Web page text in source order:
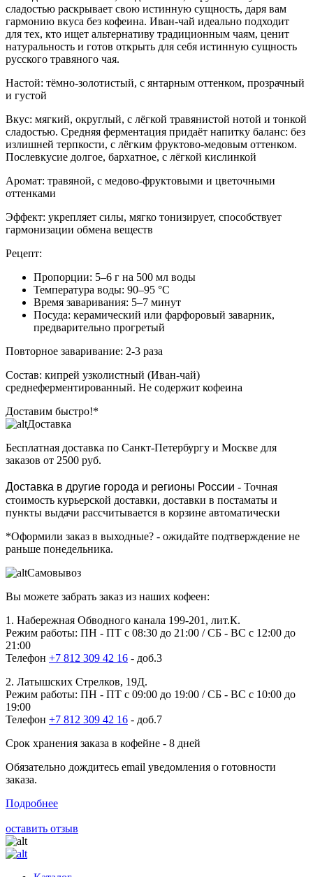
сладостью раскрывает свою истинную сущность, даря вам
гармонию вкуса без кофеина. Иван-чай идеально подходит
для тех, кто ищет альтернативу традиционным чаям, ценит
натуральность и готов открыть для себя истинную сущность
русского травяного чая.
Настой: тёмно-золотистый, с янтарным оттенком, прозрачный
и густой
Вкус: мягкий, округлый, с лёгкой травянистой нотой и тонкой
сладостью. Средняя ферментация придаёт напитку баланс: без
излишней терпкости, с лёгким фруктово-медовым оттенком.
Послевкусие долгое, бархатное, с лёгкой кислинкой
Аромат: травяной, с медово-фруктовыми и цветочными
оттенками
Эффект: укрепляет силы, мягко тонизирует, способствует
гармонизации обмена веществ
Рецепт:
Пропорции: 5–6 г на 500 мл воды
Температура воды: 90–95 °C
Время заваривания: 5–7 минут
Посуда: керамический или фарфоровый заварник,
предварительно прогретый
Повторное заваривание: 2-3 раза
Состав: кипрей узколистный (Иван-чай)
среднеферментированный. Не содержит кофеина
Доставим быстро!*
Доставка
Бесплатная доставка по Санкт-Петербургу и Москве для
заказов от 2500 руб.
Доставка в другие города и регионы России - Точная
стоимость курьерской доставки, доставки в постаматы и
пункты выдачи рассчитывается в корзине автоматически
*Оформили заказ в выходные? - ожидайте подтверждение не
раньше понедельника.
Самовывоз
Вы можете забрать заказ из наших кофеен:
1. Набережная Обводного канала 199-201, лит.К.
Режим работы: ПН - ПТ с 08:30 до 21:00 / СБ - ВС с 12:00 до
21:00
Телефон +7 812 309 42 16 - доб.3
2. Латышских Стрелков, 19Д.
Режим работы: ПН - ПТ с 09:00 до 19:00 / СБ - ВС с 10:00 до
19:00
Телефон +7 812 309 42 16 - доб.7
Срок хранения заказа в кофейне - 8 дней
Обязательно дождитесь email уведомления о готовности
заказа.
Подробнее
оставить отзыв